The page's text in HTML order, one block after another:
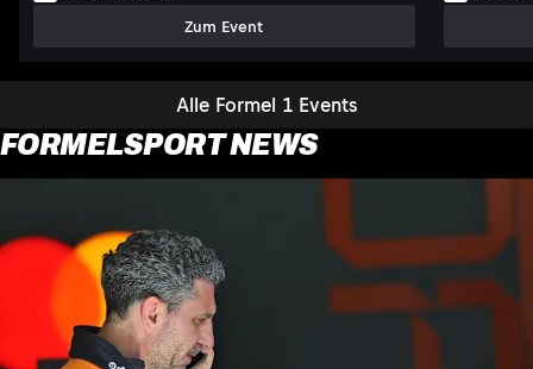
Alle Formel 1 Events
Zum Event
FORMELSPORT NEWS